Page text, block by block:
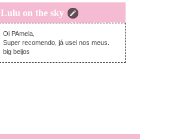
Lulu on the sky
sexta-feira, maio 16, 2014
Oi PAmela,
Super recomendo, já usei nos meus.
big beijos